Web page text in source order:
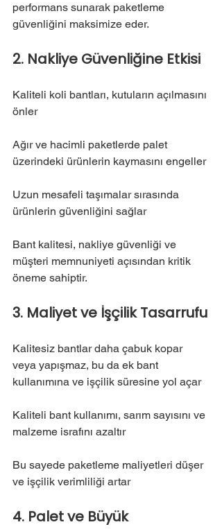
performans sunarak paketleme
güvenliğini maksimize eder.
2. Nakliye Güvenliğine Etkisi
Kaliteli koli bantları, kutuların açılmasını
önler
Ağır ve hacimli paketlerde palet
üzerindeki ürünlerin kaymasını engeller
Uzun mesafeli taşımalar sırasında
ürünlerin güvenliğini sağlar
Bant kalitesi, nakliye güvenliği ve
müşteri memnuniyeti açısından kritik
öneme sahiptir.
3. Maliyet ve İşçilik Tasarrufu
Kalitesiz bantlar daha çabuk kopar
veya yapışmaz, bu da ek bant
kullanımına ve işçilik süresine yol açar
Kaliteli bant kullanımı, sarım sayısını ve
malzeme israfını azaltır
Bu sayede paketleme maliyetleri düşer
ve işçilik verimliliği artar
4. Palet ve Büyük